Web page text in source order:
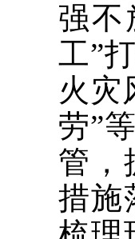
强不
工”
火灾
劳”
管，
措施